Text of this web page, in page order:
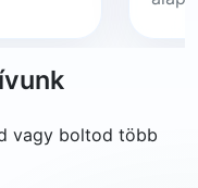
vagy boltod több